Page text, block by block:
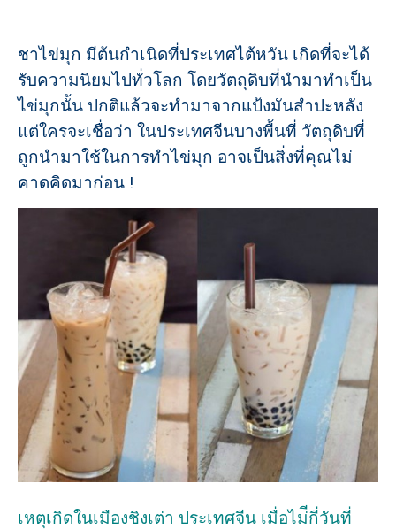
ชาไข่มุก มีต้นกำเนิดที่ประเทศไต้หวัน เกิดที่จะได้
รับความนิยมไปทั่วโลก โดยวัตถุดิบที่นำมาทำเป็น
ไข่มุกนั้น ปกติแล้วจะทำมาจากแป้งมันสำปะหลัง
แต่ใครจะเชื่อว่า ในประเทศจีนบางพื้นที่ วัตถุดิบที่
ถูกนำมาใช้ในการทำไข่มุก อาจเป็นสิ่งที่คุณไม่
คาดคิดมาก่อน !
เหตุเกิดในเมืองชิงเต่า ประเทศจีน เมื่อไม่ีกี่วันที่